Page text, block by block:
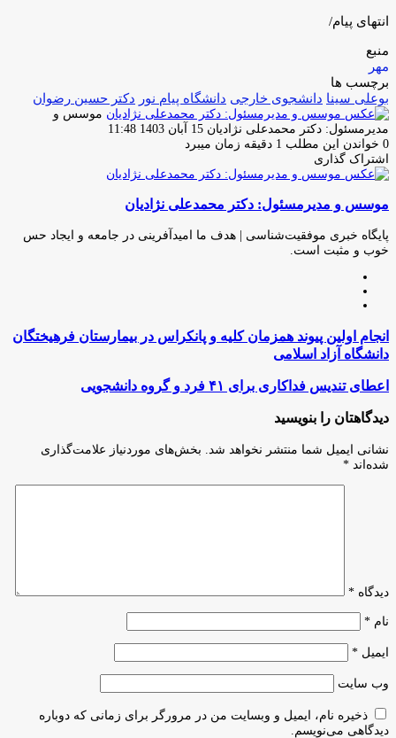
انتهای پیام/
منبع
مهر
برچسب ها
بوعلی سینا دانشجوی خارجی دانشگاه پیام نور دکتر حسین رضوان
موسس و
مدیرمسئول: دکتر محمدعلی نژادیان ارسال
ایمیل
15 آبان 1403 11:48
0 خواندن این مطلب 1 دقیقه زمان میبرد
اشتراک گذاری
فیس
توئیتر
لینکدین
واتس
تلگرام
اشتراک
از
ایمیل
چاپ
موسس و مدیرمسئول: دکتر محمدعلی نژادیان
پایگاه خبری موفقیت‌شناسی | هدف ما امیدآفرینی در جامعه و ایجاد حس
خوب و مثبت است.
انجام
اولین
پیوند
همزمان
کلیه
پانکراس
بیمارستان
فرهیختگان
انجام اولین پیوند همزمان کلیه و پانکراس در بیمارستان فرهیختگان
دانشگاه آزاد اسلامی
اعطای
فداکاری
۴۱
فرد
اعطای تندیس فداکاری برای ۴۱ فرد و گروه‌ دانشجویی
دیدگاهتان را بنویسید
نشانی ایمیل شما منتشر نخواهد شد.
بخش‌های موردنیاز علامت‌گذاری
شده‌اند *
دیدگاه *
نام *
ایمیل *
وب‌ سایت
ذخیره نام، ایمیل و وبسایت من در مرورگر برای زمانی که دوباره
دیدگاهی می‌نویسم.